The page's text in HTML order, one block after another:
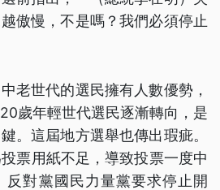
傲慢，不是嗎？我們必須停止
老世代的選民擁有人數優勢，
歲年輕世代選民逐漸轉向，是
。這屆地方選舉也傳出瑕疵。
票用紙不足，導致投票一度中
反對黨國民力量黨要求停止開